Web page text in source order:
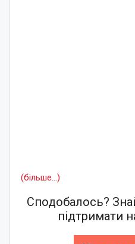
(більше…)
Сподобалось?
підтримати